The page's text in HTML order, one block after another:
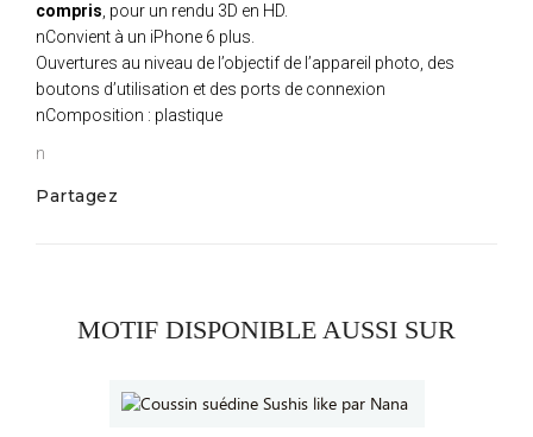
compris , pour un rendu 3D en HD.
nConvient à un iPhone 6 plus.
Ouvertures au niveau de l’objectif de l’appareil photo, des
boutons d’utilisation et des ports de connexion
nComposition : plastique
n
Partagez
MOTIF DISPONIBLE AUSSI SUR